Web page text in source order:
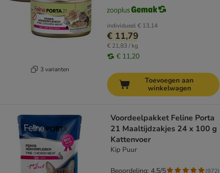
3 varianten
individueel€ 13,14
€ 11,79
€ 21,83 / kg
€ 11,20
Toevoegen aan
winkelwagen
Voordeelpakket Feline Porta
21 Maaltijdzakjes 24 x 100 g
Kattenvoer
Kip Puur
Beoordeling: 4.5/5 (972)